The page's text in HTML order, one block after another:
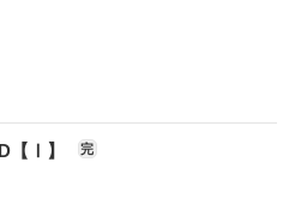
ン公爵家だった
リィ
のサイドストーリー！
皆さんです！」
て
ーズ第4弾！！
【Ⅰ】 完